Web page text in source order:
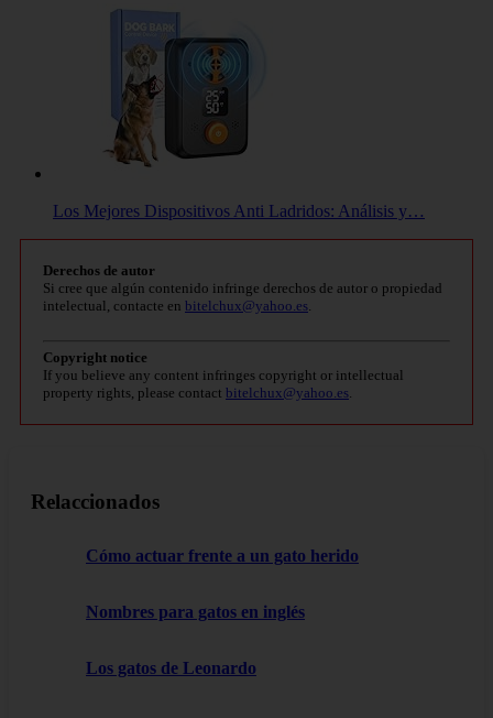
Los Mejores Dispositivos Anti Ladridos: Análisis y…
Derechos de autor
Si cree que algún contenido infringe derechos de autor o propiedad
intelectual, contacte en bitelchux@yahoo.es.
Copyright notice
If you believe any content infringes copyright or intellectual
property rights, please contact bitelchux@yahoo.es.
Relaccionados
Cómo actuar frente a un gato herido
Nombres para gatos en inglés
Los gatos de Leonardo